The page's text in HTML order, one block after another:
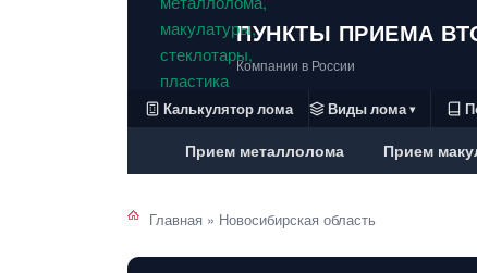
ПУНКТЫ ПРИЕМА
Компании в России
Калькулятор лома Виды лома ▾
Прием металлолома Прием
Главная » Новосибирская область